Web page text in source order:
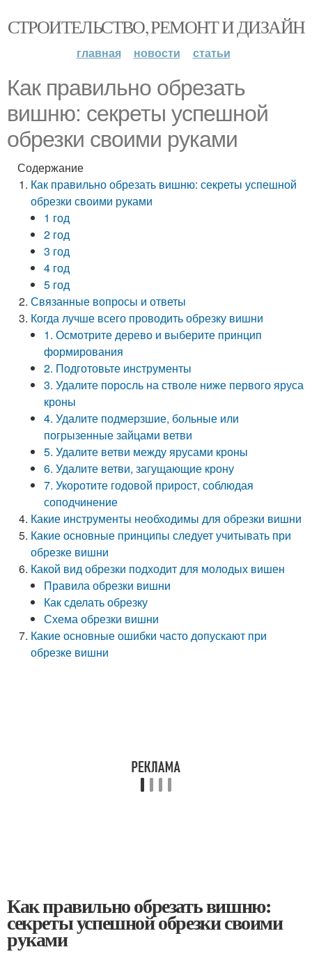
СТРОИТЕЛЬСТВО, РЕМОНТ И ДИЗАЙН
главная новости статьи
Как правильно обрезать
вишню: секреты успешной
обрезки своими руками
Содержание
Как правильно обрезать вишню: секреты успешной
обрезки своими руками
1 год
2 год
3 год
4 год
5 год
Связанные вопросы и ответы
Когда лучше всего проводить обрезку вишни
1. Осмотрите дерево и выберите принцип
формирования
2. Подготовьте инструменты
3. Удалите поросль на стволе ниже первого яруса
кроны
4. Удалите подмерзшие, больные или
погрызенные зайцами ветви
5. Удалите ветви между ярусами кроны
6. Удалите ветви, загущающие крону
7. Укоротите годовой прирост, соблюдая
соподчинение
Какие инструменты необходимы для обрезки вишни
Какие основные принципы следует учитывать при
обрезке вишни
Какой вид обрезки подходит для молодых вишен
Правила обрезки вишни
Как сделать обрезку
Схема обрезки вишни
Какие основные ошибки часто допускают при
обрезке вишни
Как правильно обрезать вишню:
секреты успешной обрезки своими
руками